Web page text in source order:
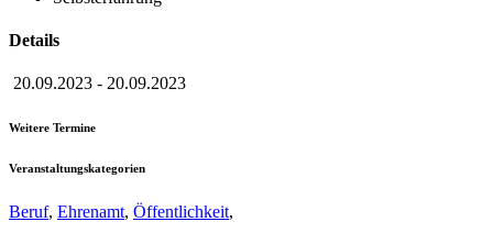
Details
20.09.2023 - 20.09.2023
Weitere Termine
Veranstaltungskategorien
Beruf, Ehrenamt, Öffentlichkeit,